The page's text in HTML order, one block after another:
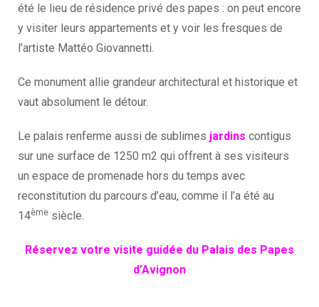
été le lieu de résidence privé des papes : on peut encore
y visiter leurs appartements et y voir les fresques de
l’artiste Mattéo Giovannetti.
Ce monument allie grandeur architectural et historique et
vaut absolument le détour.
Le palais renferme aussi de sublimes jardins contigus
sur une surface de 1250 m2 qui offrent à ses visiteurs
un espace de promenade hors du temps avec
reconstitution du parcours d’eau, comme il l’a été au
14ème siècle.
Réservez votre visite guidée du Palais des Papes
d’Avignon